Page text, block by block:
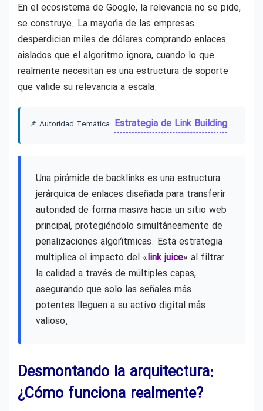
En el ecosistema de Google, la relevancia no se pide,
se construye. La mayoría de las empresas
desperdician miles de dólares comprando enlaces
aislados que el algoritmo ignora, cuando lo que
realmente necesitan es una estructura de soporte
que valide su relevancia a escala.
📌 Autoridad Temática: Estrategia de Link Building
Una pirámide de backlinks es una estructura
jerárquica de enlaces diseñada para transferir
autoridad de forma masiva hacia un sitio web
principal, protegiéndolo simultáneamente de
penalizaciones algorítmicas. Esta estrategia
multiplica el impacto del «link juice» al filtrar
la calidad a través de múltiples capas,
asegurando que solo las señales más
potentes lleguen a su activo digital más
valioso.
Desmontando la arquitectura:
¿Cómo funciona realmente?